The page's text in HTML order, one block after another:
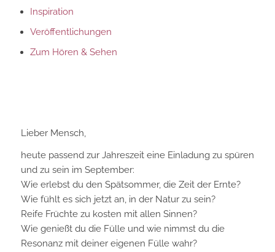
Inspiration
Veröffentlichungen
Zum Hören & Sehen
Lieber Mensch,
heute passend zur Jahreszeit eine Einladung zu spüren
und zu sein im September:
Wie erlebst du den Spätsommer, die Zeit der Ernte?
Wie fühlt es sich jetzt an, in der Natur zu sein?
Reife Früchte zu kosten mit allen Sinnen?
Wie genießt du die Fülle und wie nimmst du die
Resonanz mit deiner eigenen Fülle wahr?